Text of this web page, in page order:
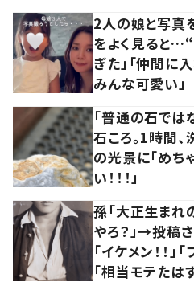
2人の娘と写真
をよく見ると
ぎた」「仲間に
みんな可愛い」
「普通の石では
石ころ。1時間
の光景に「めち
い！！！」
孫「大正生まれ
やろ？」→投稿
「イケメン！！」
「相当モテたはず